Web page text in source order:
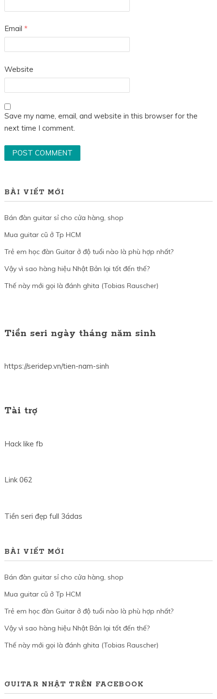
Email *
Website
Save my name, email, and website in this browser for the
next time I comment.
BÀI VIẾT MỚI
Bán đàn guitar sỉ cho cửa hàng, shop
Mua guitar cũ ở Tp HCM
Trẻ em học đàn Guitar ở độ tuổi nào là phù hợp nhất?
Vậy vì sao hàng hiệu Nhật Bản lại tốt đến thế?
Thế này mới gọi là đánh ghita (Tobias Rauscher)
Tiền seri ngày tháng năm sinh
https://seridep.vn/tien-nam-sinh
Tài trợ
Hack like fb
Link 062
Tiền seri đẹp full 3ádas
BÀI VIẾT MỚI
Bán đàn guitar sỉ cho cửa hàng, shop
Mua guitar cũ ở Tp HCM
Trẻ em học đàn Guitar ở độ tuổi nào là phù hợp nhất?
Vậy vì sao hàng hiệu Nhật Bản lại tốt đến thế?
Thế này mới gọi là đánh ghita (Tobias Rauscher)
GUITAR NHẬT TRÊN FACEBOOK